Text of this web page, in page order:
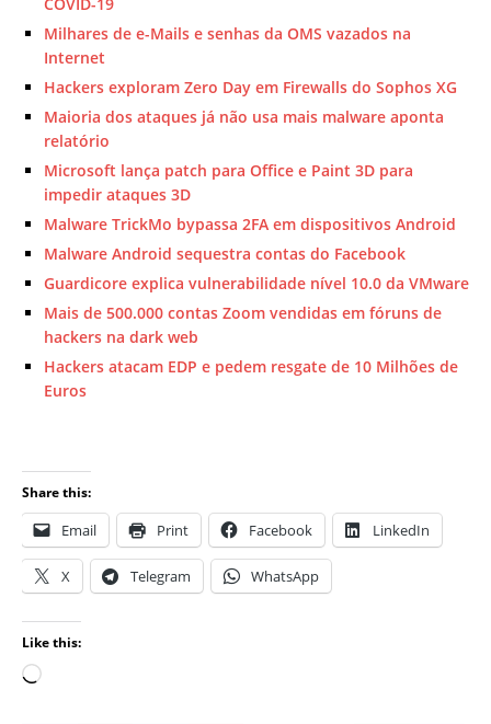
Milhares de e-Mails e senhas da OMS vazados na
Internet
Hackers exploram Zero Day em Firewalls do Sophos XG
Maioria dos ataques já não usa mais malware aponta
relatório
Microsoft lança patch para Office e Paint 3D para
impedir ataques 3D
Malware TrickMo bypassa 2FA em dispositivos Android
Malware Android sequestra contas do Facebook
Guardicore explica vulnerabilidade nível 10.0 da VMware
Mais de 500.000 contas Zoom vendidas em fóruns de
hackers na dark web
Hackers atacam EDP e pedem resgate de 10 Milhões de
Euros
Share this:
Email Print Facebook LinkedIn
X Telegram WhatsApp
Like this: